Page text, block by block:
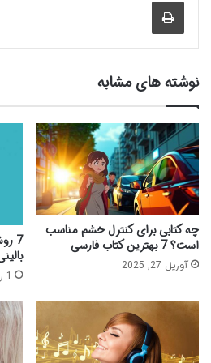
نوشته های مشابه
چه کتابی برای کنترل خشم مناسب
است؟ 7 بهترین کتاب فارسی
آوریل 27, 2025
7
1 روز پیش